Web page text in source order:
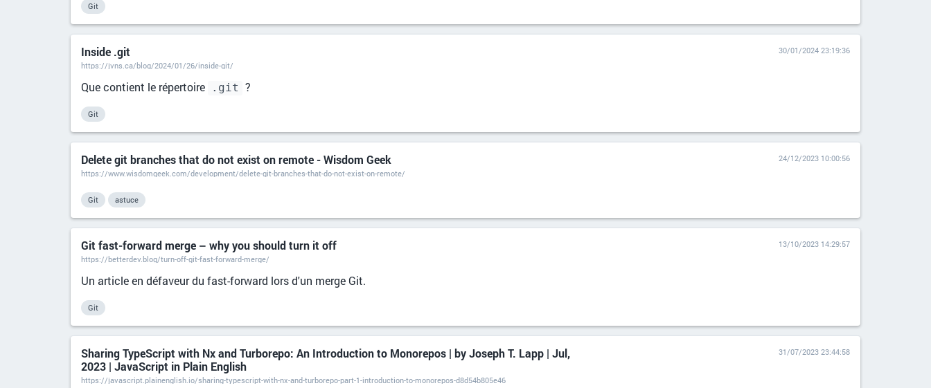
Git
Inside .git
https://jvns.ca/blog/2024/01/26/inside-git/
30/01/2024 23:19:36
Que contient le répertoire .git ?
Git
Delete git branches that do not exist on remote - Wisdom Geek
https://www.wisdomgeek.com/development/delete-git-branches-that-do-not-exist-on-remote/
24/12/2023 10:00:56
Git astuce
Git fast-forward merge – why you should turn it off
https://betterdev.blog/turn-off-git-fast-forward-merge/
13/10/2023 14:29:57
Un article en défaveur du fast-forward lors d'un merge Git.
Git
Sharing TypeScript with Nx and Turborepo: An Introduction to Monorepos | by Joseph T. Lapp | Jul,
2023 | JavaScript in Plain English
https://javascript.plainenglish.io/sharing-typescript-with-nx-and-turborepo-part-1-introduction-to-monorepos-d8d54b805e46
31/07/2023 23:44:58